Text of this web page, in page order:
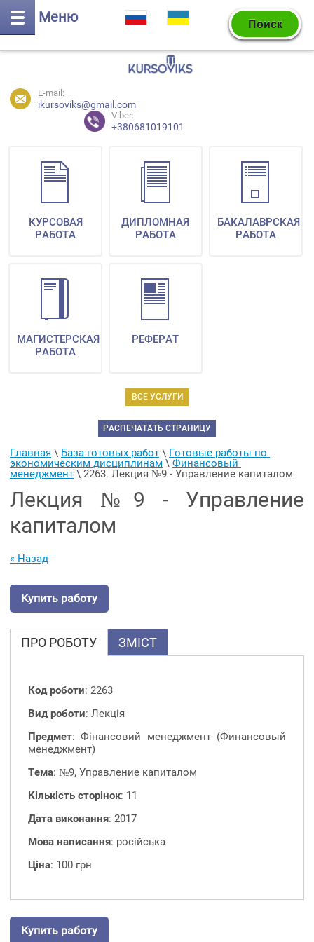
Меню
E-mail:
ikursoviks@gmail.com
Viber:
+380681019101
ВСЕ УСЛУГИ
КУРСОВАЯ
РАБОТА
ДИПЛОМНАЯ
РАБОТА
БАКАЛАВРСКАЯ
РАБОТА
МАГИСТЕРСКАЯ
РАБОТА
РЕФЕРАТ
РАСПЕЧАТАТЬ СТРАНИЦУ
Главная \ База готовых работ \ Готовые работы по
экономическим дисциплинам \ Финансовый
менеджмент \ 2263. Лекция №9 - Управление капиталом
Лекция №9 - Управление
капиталом
« Назад
Купить работу
ПРО РОБОТУ ЗМІСТ
Код роботи: 2263
Вид роботи: Лекція
Предмет: Фінансовий менеджмент (Финансовый
менеджмент)
Тема: №9, Управление капиталом
Кількість сторінок: 11
Дата виконання: 2017
Мова написання: російська
Ціна: 100 грн
Купить работу